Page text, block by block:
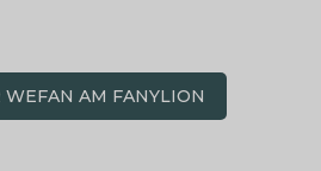
WEFAN AM FANYLION